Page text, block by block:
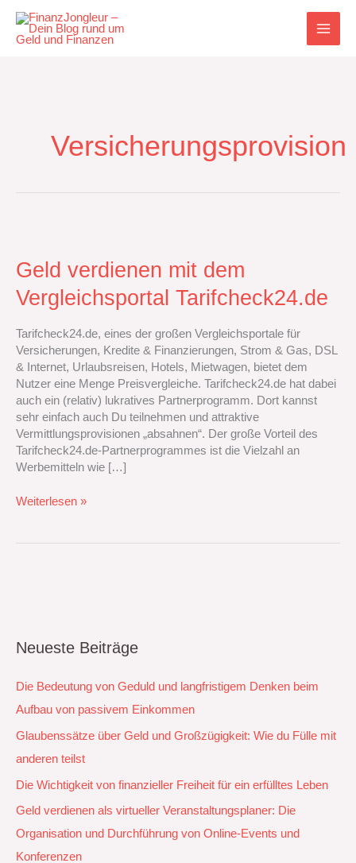
Inhalt
springen
Versicherungsprovision
Geld verdienen mit dem
Vergleichsportal Tarifcheck24.de
Tarifcheck24.de, eines der großen Vergleichsportale für
Versicherungen, Kredite & Finanzierungen, Strom & Gas, DSL
& Internet, Urlaubsreisen, Hotels, Mietwagen, bietet dem
Nutzer eine Menge Preisvergleiche. Tarifcheck24.de hat dabei
auch ein (relativ) lukratives Partnerprogramm. Dort kannst
sehr einfach auch Du teilnehmen und attraktive
Vermittlungsprovisionen „absahnen“. Der große Vorteil des
Tarifcheck24.de-Partnerprogrammes ist die Vielzahl an
Werbemitteln wie […]
mit
dem
Vergleichsportal
Tarifcheck24.de
Weiterlesen »
Neueste Beiträge
Die Bedeutung von Geduld und langfristigem Denken beim
Aufbau von passivem Einkommen
Glaubenssätze über Geld und Großzügigkeit: Wie du Fülle mit
anderen teilst
Die Wichtigkeit von finanzieller Freiheit für ein erfülltes Leben
Geld verdienen als virtueller Veranstaltungsplaner: Die
Organisation und Durchführung von Online-Events und
Konferenzen